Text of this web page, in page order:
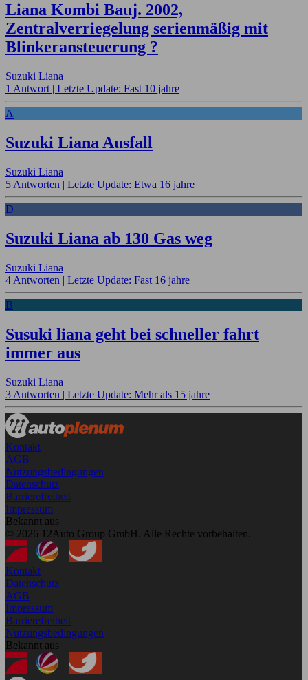
Liana Kombi Bauj. 2002,
Zentralverriegelung serienmäßig mit
Blinkeransteuerung ?
Suzuki Liana
1 Antwort | Letzte Update: Fast 10 jahre
A
Suzuki Liana Ausfall
Suzuki Liana
5 Antworten | Letzte Update: Etwa 16 jahre
D
Suzuki Liana ab 130 Gas weg
Suzuki Liana
4 Antworten | Letzte Update: Fast 16 jahre
B
Susuki liana geht bei schneller fahrt
immer aus
Suzuki Liana
3 Antworten | Letzte Update: Mehr als 15 jahre
Kontakt
AGB
Nutzungsbedingungen
Datenschutz
Barrierefreiheit
Impressum
Bekannt aus
© 2026 12Auto Group GmbH. Alle Rechte vorbehalten.
Kontakt
Datenschutz
AGB
Impressum
Barrierefreiheit
Nutzungsbedingungen
Bekannt aus